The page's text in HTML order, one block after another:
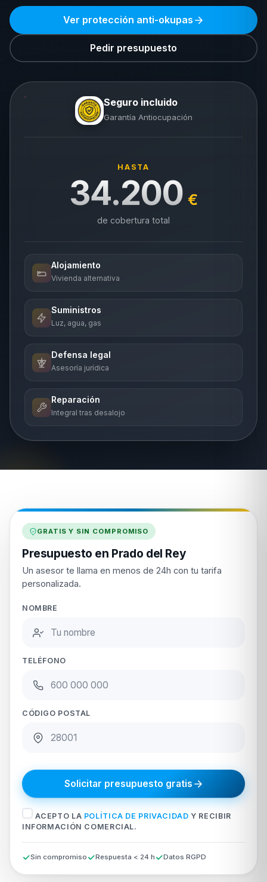
Ver protección anti-okupas
Pedir presupuesto
Seguro incluido
Garantía Antiocupación
HASTA
34.200 €
de cobertura total
Alojamiento
Vivienda alternativa
Suministros
Luz, agua, gas
Defensa legal
Asesoría jurídica
Reparación
Integral tras desalojo
GRATIS Y SIN COMPROMISO
Presupuesto en Prado del Rey
Un asesor te llama en menos de 24h con tu tarifa
personalizada.
NOMBRE
TELÉFONO
CÓDIGO POSTAL
Solicitar presupuesto gratis
ACEPTO LA POLÍTICA DE PRIVACIDAD Y RECIBIR
INFORMACIÓN COMERCIAL.
Sin compromiso Respuesta < 24 h Datos RGPD